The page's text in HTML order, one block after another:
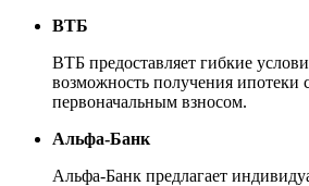
ВТБ
ВТБ предоставляет гибкие
возможность получения
первоначальным взносом.
Альфа-Банк
Альфа-Банк предлагает